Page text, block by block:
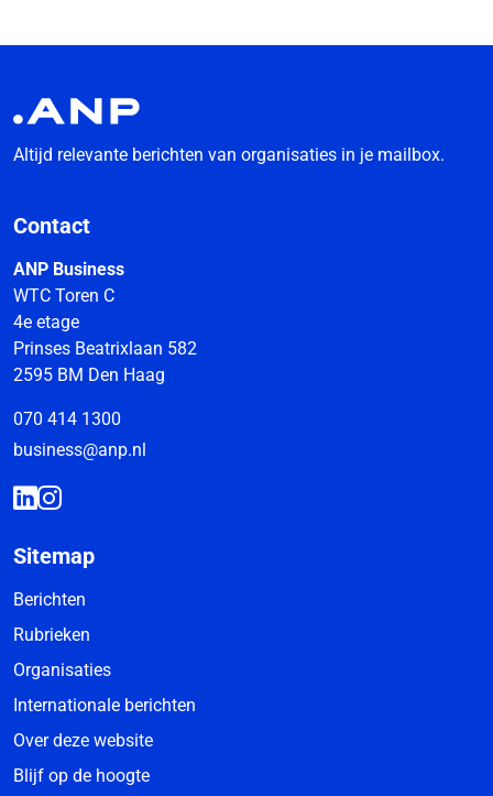
Altijd relevante berichten van organisaties in je mailbox.
Contact
ANP Business
WTC Toren C
4e etage
Prinses Beatrixlaan 582
2595 BM Den Haag
070 414 1300
business@anp.nl
Sitemap
Berichten
Rubrieken
Organisaties
Internationale berichten
Over deze website
Blijf op de hoogte